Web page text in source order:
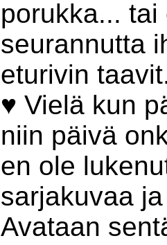
porukka...
seurannutta
eturivin
♥ Vielä kun
niin päivä
en ole
sarjakuvaa
Avataan